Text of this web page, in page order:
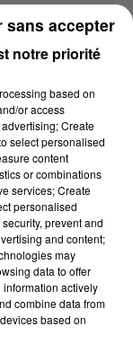
notre priorité
based on
or access
Create
select personalised
content
or combinations
services; Create
personalised
prevent and
and content;
may
data to offer
actively
combine data from
based on
sans accepter